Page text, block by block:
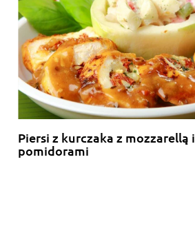
Piersi z kurczaka z mozzarellą i
pomidorami